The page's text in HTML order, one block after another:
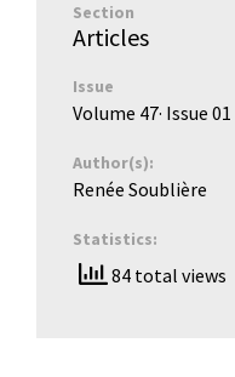
Section
Articles
Issue
Volume 47· Issue 01
Author(s):
Renée Soublière
Statistics:
84 total views